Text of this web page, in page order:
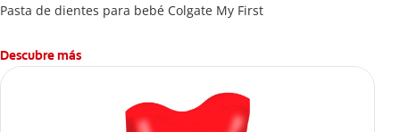
Pasta de dientes para bebé Colgate My First
Descubre más